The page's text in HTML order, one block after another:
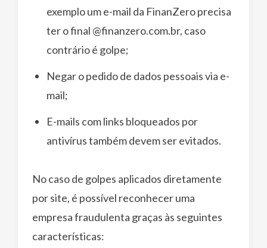
exemplo um e-mail da FinanZero precisa
ter o final @finanzero.com.br, caso
contrário é golpe;
Negar o pedido de dados pessoais via e-
mail;
E-mails com links bloqueados por
antivírus também devem ser evitados.
No caso de golpes aplicados diretamente
por site, é possível reconhecer uma
empresa fraudulenta graças às seguintes
características: